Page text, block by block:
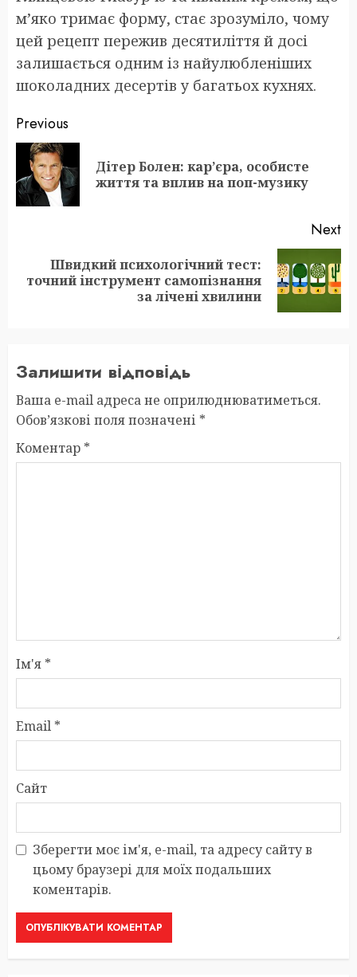
м’яко тримає форму, стає зрозуміло, чому
цей рецепт пережив десятиліття й досі
залишається одним із найулюбленіших
шоколадних десертів у багатьох кухнях.
Post
navigation
Previous
Дітер Болен: кар’єра, особисте
життя та вплив на поп-музику
Next
Next
Швидкий психологічний тест:
точний інструмент самопізнання
за лічені хвилини
Залишити відповідь
Ваша e-mail адреса не оприлюднюватиметься.
Обов’язкові поля позначені *
Коментар *
Ім'я *
Email *
Сайт
Зберегти моє ім'я, e-mail, та адресу сайту в
цьому браузері для моїх подальших
коментарів.